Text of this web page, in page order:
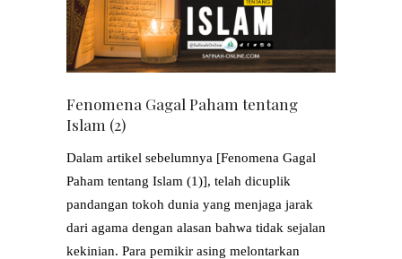
Fenomena Gagal Paham tentang
Islam (2)
Dalam artikel sebelumnya [Fenomena Gagal
Paham tentang Islam (1)], telah dicuplik
pandangan tokoh dunia yang menjaga jarak
dari agama dengan alasan bahwa tidak sejalan
kekinian. Para pemikir asing melontarkan